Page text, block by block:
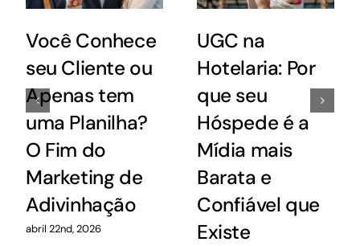
Você Conhece
seu Cliente ou
Apenas tem
uma Planilha?
O Fim do
Marketing de
Adivinhação
abril 22nd, 2026
UGC na
Hotelaria: Por
que seu
Hóspede é a
Mídia mais
Barata e
Confiável que
Existe